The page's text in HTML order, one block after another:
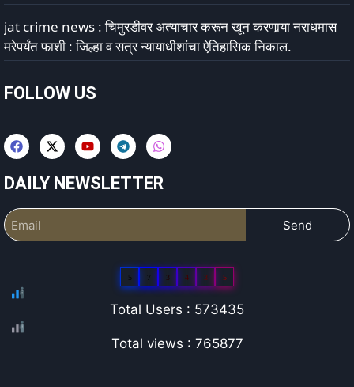
jat crime news : चिमुरडीवर अत्याचार करून खून करणार्‍या नराधमास
मरेपर्यंत फाशी : जिल्हा व सत्र न्यायाधीशांचा ऐतिहासिक निकाल.
FOLLOW US
DAILY NEWSLETTER
Send
5 7 3 4 3 5
Total Users : 573435
Total views : 765877